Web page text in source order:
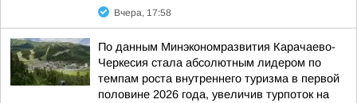
Вчера, 17:58
По данным Минэкономразвития Карачаево-
Черкесия стала абсолютным лидером по
темпам роста внутреннего туризма в первой
половине 2026 года, увеличив турпоток на